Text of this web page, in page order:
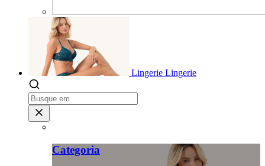
Lingerie Lingerie
Categoria